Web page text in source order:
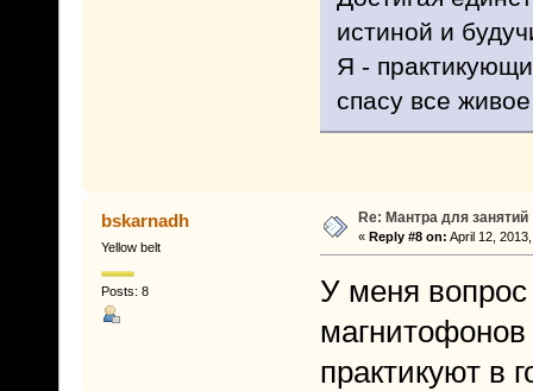
истиной и
Я -
спасу все
bskarnadh
Yellow belt
Posts: 8
Re: Мантра для занятий
« Reply #8 on: April 12,
У меня вопрос
практикуют в